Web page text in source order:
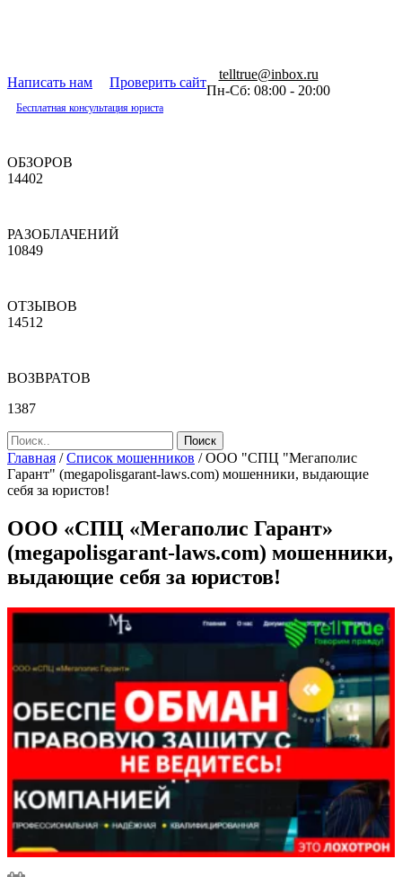
Написать нам Проверить сайт
telltrue@inbox.ru
Пн-Сб: 08:00 - 20:00
Бесплатная консультация юриста
ОБЗОРОВ
14402
РАЗОБЛАЧЕНИЙ
10849
ОТЗЫВОВ
14512
ВОЗВРАТОВ
1387
Главная /Список мошенников /ООО "СПЦ "Мегаполис
Гарант" (megapolisgarant-laws.com) мошенники, выдающие
себя за юристов!
ООО «СПЦ «Мегаполис Гарант»
(megapolisgarant-laws.com) мошенники,
выдающие себя за юристов!